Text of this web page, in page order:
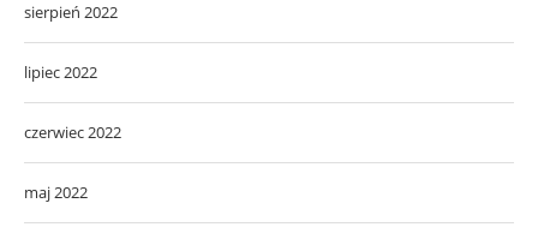
sierpień 2022
lipiec 2022
czerwiec 2022
maj 2022